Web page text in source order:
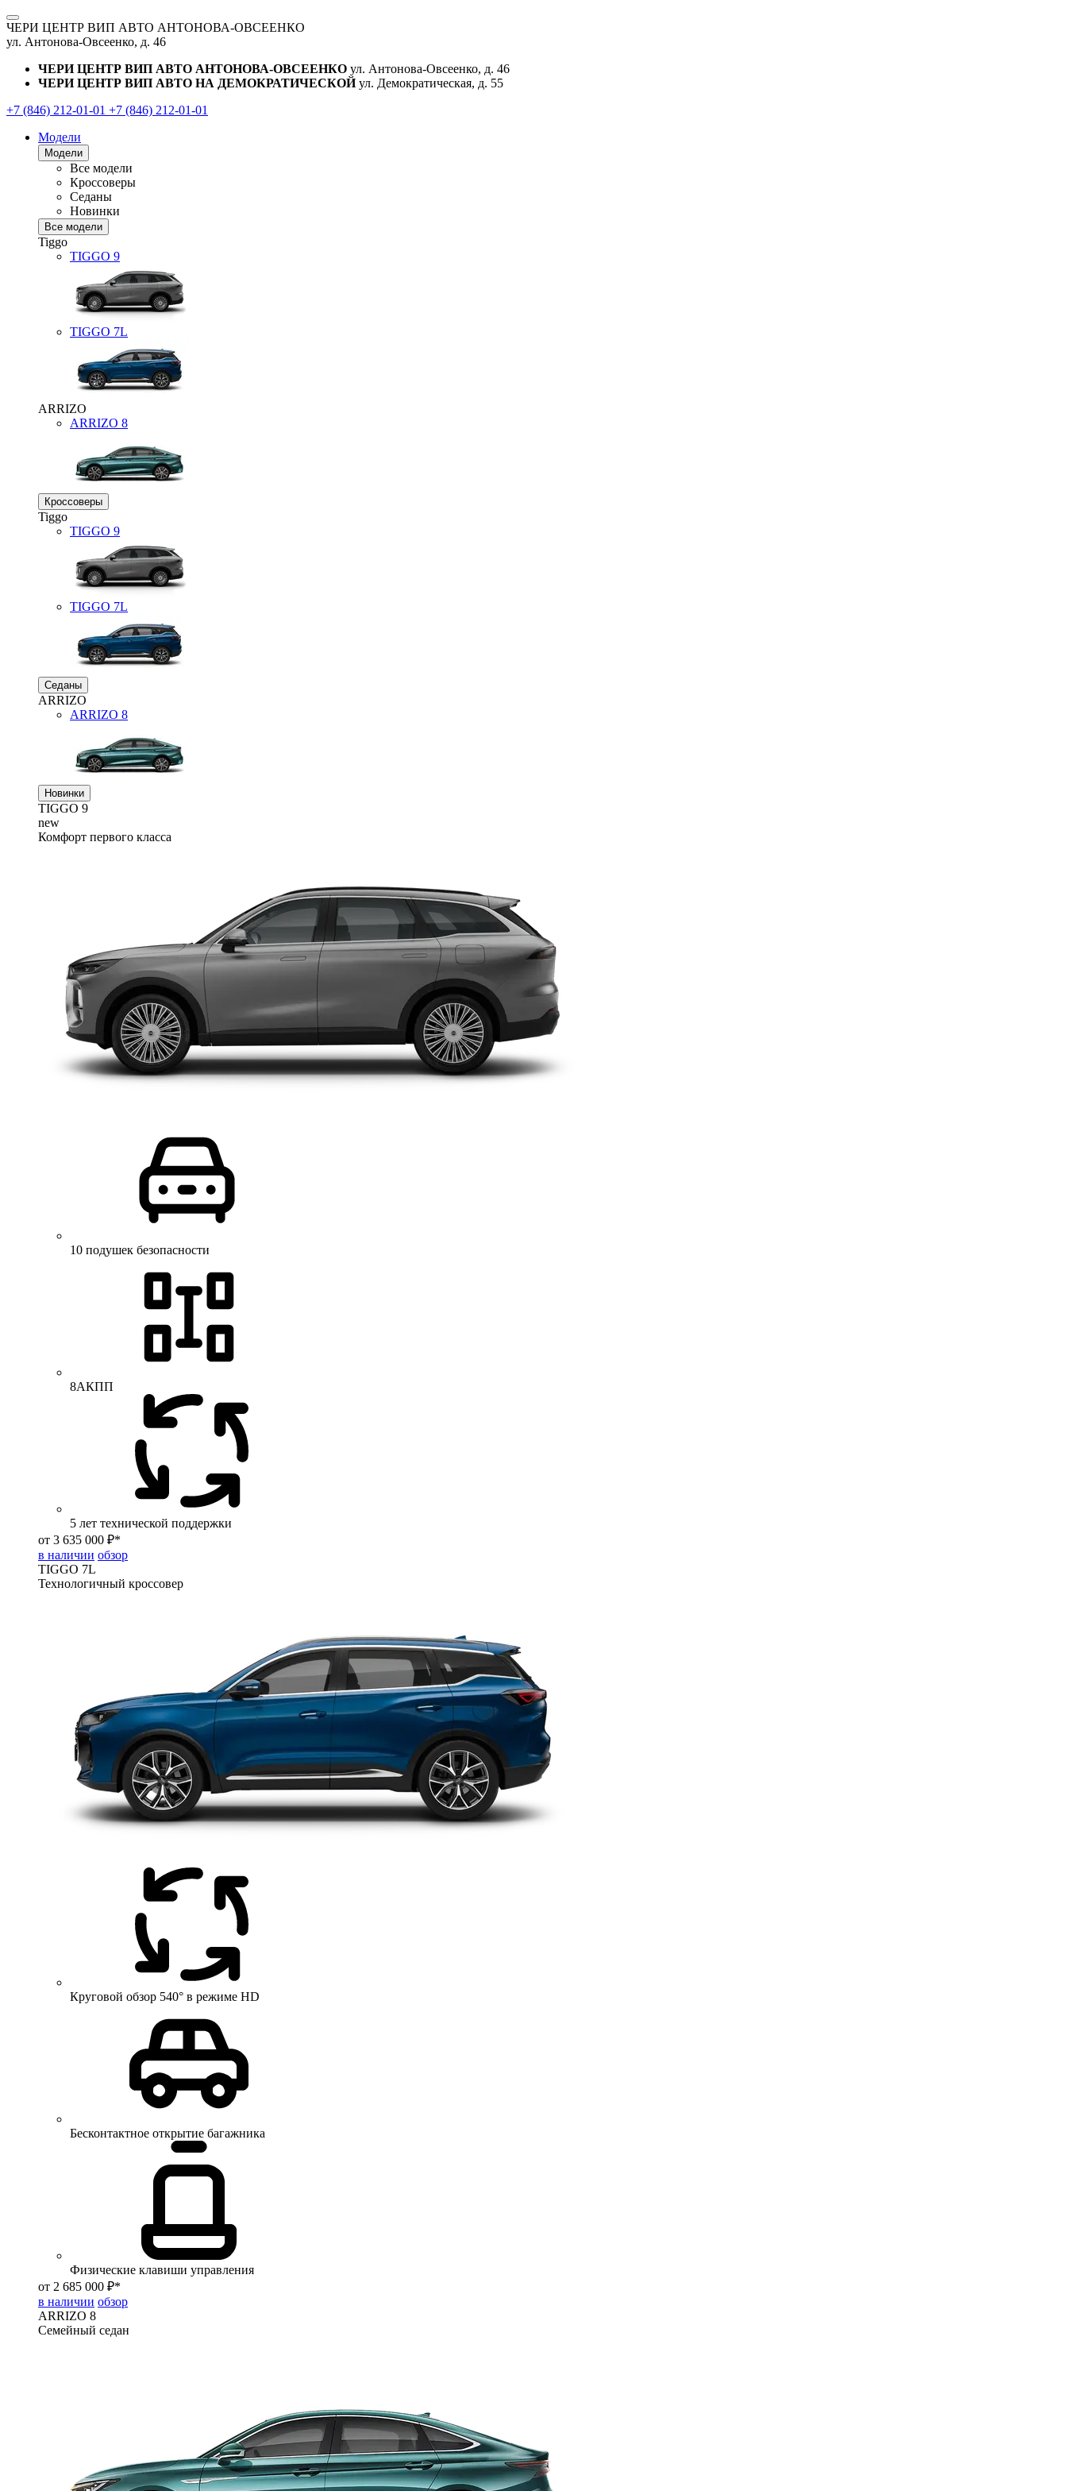
ЧЕРИ ЦЕНТР ВИП АВТО АНТОНОВА-ОВСЕЕНКО
ул. Антонова-Овсеенко, д. 46
ЧЕРИ ЦЕНТР ВИП АВТО АНТОНОВА-ОВСЕЕНКО ул. Антонова-Овсеенко, д. 46
ЧЕРИ ЦЕНТР ВИП АВТО НА ДЕМОКРАТИЧЕСКОЙ ул. Демократическая, д. 55
+7 (846) 212-01-01 +7 (846) 212-01-01
Модели
Модели
Все модели
Кроссоверы
Седаны
Новинки
Все модели
Tiggo
TIGGO 9
TIGGO 7L
ARRIZO
ARRIZO 8
Кроссоверы
Tiggo
TIGGO 9
TIGGO 7L
Седаны
ARRIZO
ARRIZO 8
Новинки
TIGGO 9
new
Комфорт первого класса
10 подушек безопасности
8АКПП
5 лет технической поддержки
от 3 635 000 ₽*
в наличии обзор
TIGGO 7L
Технологичный кроссовер
Круговой обзор 540° в режиме HD
Бесконтактное открытие багажника
Физические клавиши управления
от 2 685 000 ₽*
в наличии обзор
ARRIZO 8
Семейный седан